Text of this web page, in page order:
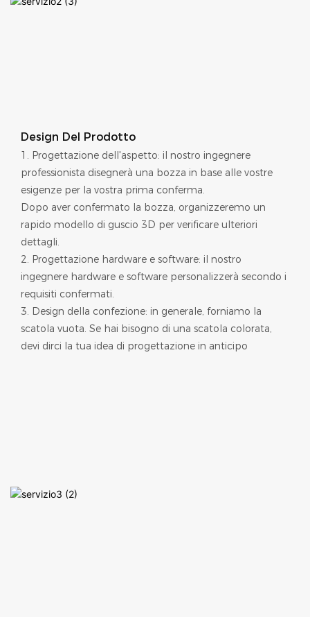
Design Del Prodotto
1. Progettazione dell'aspetto: il nostro ingegnere
professionista disegnerà una bozza in base alle vostre
esigenze per la vostra prima conferma.
Dopo aver confermato la bozza, organizzeremo un
rapido modello di guscio 3D per verificare ulteriori
dettagli.
2. Progettazione hardware e software: il nostro
ingegnere hardware e software personalizzerà secondo i
requisiti confermati.
3. Design della confezione: in generale, forniamo la
scatola vuota. Se hai bisogno di una scatola colorata,
devi dirci la tua idea di progettazione in anticipo